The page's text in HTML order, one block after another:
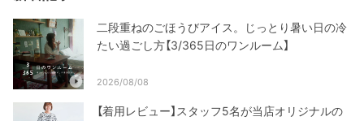
二段重ねのごほうびアイス。じっとり暑い日の冷
たい過ごし方【3/365日のワンルーム】
2026/08/08
【着用レビュー】スタッフ5名が当店オリジナルの